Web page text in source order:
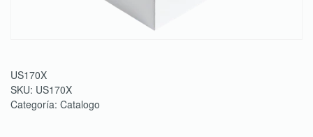
US170X
SKU: US170X
Categoría: Catalogo